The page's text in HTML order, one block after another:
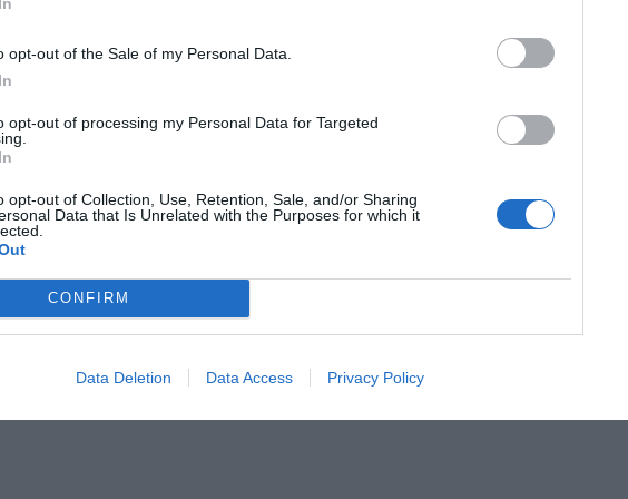
opt-out of the Sale of my Personal Data.
opt-out of processing my Personal Data for Targeted
opt-out of Collection, Use, Retention, Sale, and/or Sharing
Data that Is Unrelated with the Purposes for which it
CONFIRM
Data Deletion Data Access Privacy Policy
inverteix
euros en un
milions d'euros de